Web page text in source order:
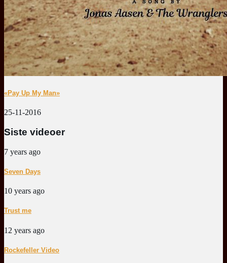
«Pay Up My Man»
25-11-2016
Siste videoer
7 years ago
Seven Days
10 years ago
Trust me
12 years ago
Rockefeller Video